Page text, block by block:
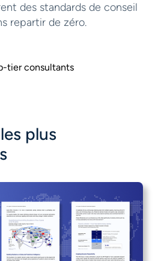
des standards de conseil
repartir de zéro.
plus